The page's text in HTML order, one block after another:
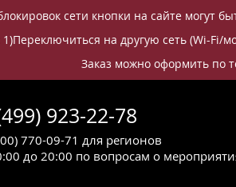
сети кнопки на сайте могут
на другую сеть (Wi-Fi/
Заказ можно оформить по
923-22-78
до 20:00 по вопросам о
770-09-71 для регионов